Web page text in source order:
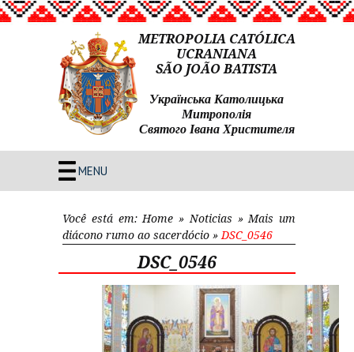
METROPOLIA CATÓLICA
UCRANIANA
SÃO JOÃO BATISTA
Українська Католицька
Митрополія
Святого Івана Христителя
MENU
Você está em: Home » Noticias » Mais um
diácono rumo ao sacerdócio » DSC_0546
DSC_0546